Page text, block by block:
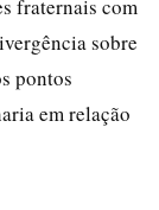
fraternais com
sobre
pontos
em relação